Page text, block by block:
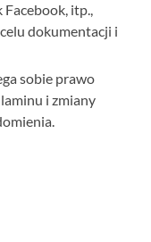
Facebook, itp.,
dokumentacji i
sobie prawo
i zmiany